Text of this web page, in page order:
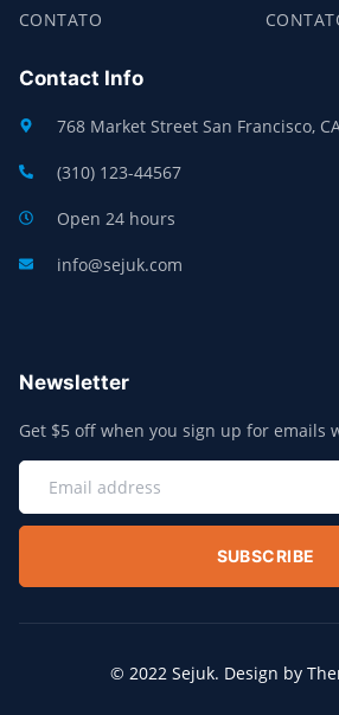
CONTATO
Contact Info
768 Market Street San Francisco,
(310) 123-44567
Open 24 hours
info@sejuk.com
Newsletter
Get $5 off when you sign up for emails
SUBSCRIBE
© 2022 Sejuk. Design by